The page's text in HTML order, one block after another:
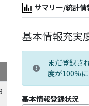
サマリー/統計情
基本情報充実
まだ登録さ
度が100%
基本情報登録状況